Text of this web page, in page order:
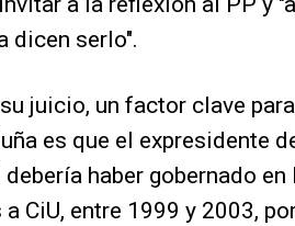
dicen serlo".
juicio, un factor clave
es que el expresidente
haber gobernado en
CiU, entre 1999 y 2003,